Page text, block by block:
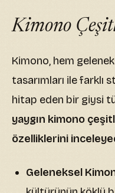
Kimono
Kimono, hem
tasarımları ile farklı
hitap eden bir giysi
yaygın kimono
özelliklerini
Geleneksel